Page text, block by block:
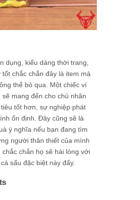
dụng, kiểu dáng thời trang,
tốt chắc chắn đây là item mà
thể bỏ qua. Một chiếc ví
sẽ mang đến cho chủ nhân
tốt hơn, sự nghiệp phát
ổn định. Đây cũng sẽ là
ý nghĩa nếu bạn đang tìm
người thân thiết của mình
chắc chắn họ sẽ hài lòng với
sấu đặc biệt này đấy.